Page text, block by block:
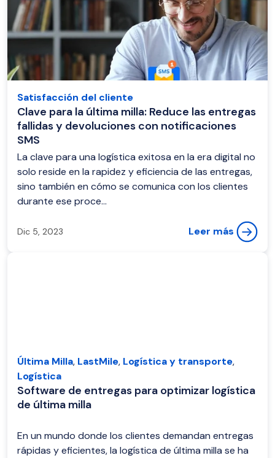
Satisfacción del cliente
Clave para la última milla: Reduce las entregas
fallidas y devoluciones con notificaciones
SMS
La clave para una logística exitosa en la era digital no
solo reside en la rapidez y eficiencia de las entregas,
sino también en cómo se comunica con los clientes
durante ese proce...
Dic 5, 2023 Leer más
Última Milla, LastMile, Logística y transporte,
Logística
Software de entregas para optimizar logística
de última milla
En un mundo donde los clientes demandan entregas
rápidas y eficientes, la logística de última milla se ha